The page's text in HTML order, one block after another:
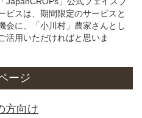
ビスは、期間限定のサービスと
会に、「小川村」農家さんとし
活用いただければと思いま
ージ
方向け